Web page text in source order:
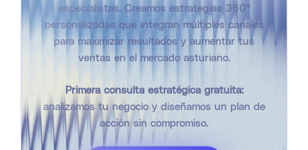
especialistas. Creamos estrategias 360°
personalizadas que integran múltiples canales
para maximizar resultados y aumentar tus
ventas en el mercado asturiano.
Primera consulta estratégica gratuita:
analizamos tu negocio y diseñamos un plan de
acción sin compromiso.